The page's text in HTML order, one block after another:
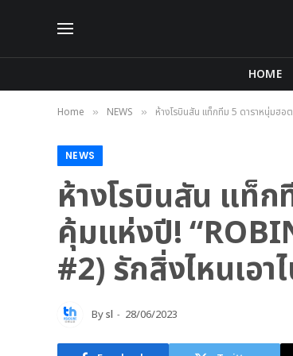
HOME
Home » NEWS » ห้างโรบินสัน แท็กทีม 5 ดาราหนุ่มฮอ
NEWS
ห้างโรบินสัน แท็
คุ้มแห่งปี!
#2) รักสิ่งไหนเอ
Bysl 28/06/2023